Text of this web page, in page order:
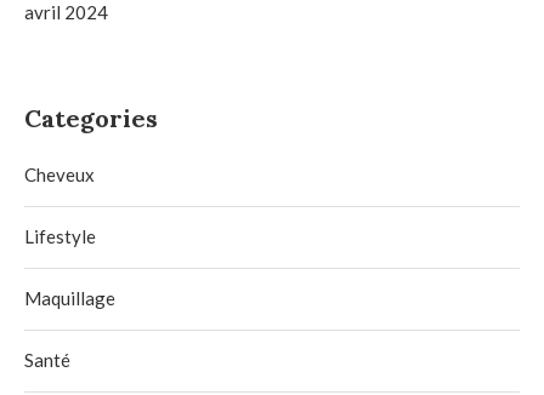
avril 2024
Categories
Cheveux
Lifestyle
Maquillage
Santé